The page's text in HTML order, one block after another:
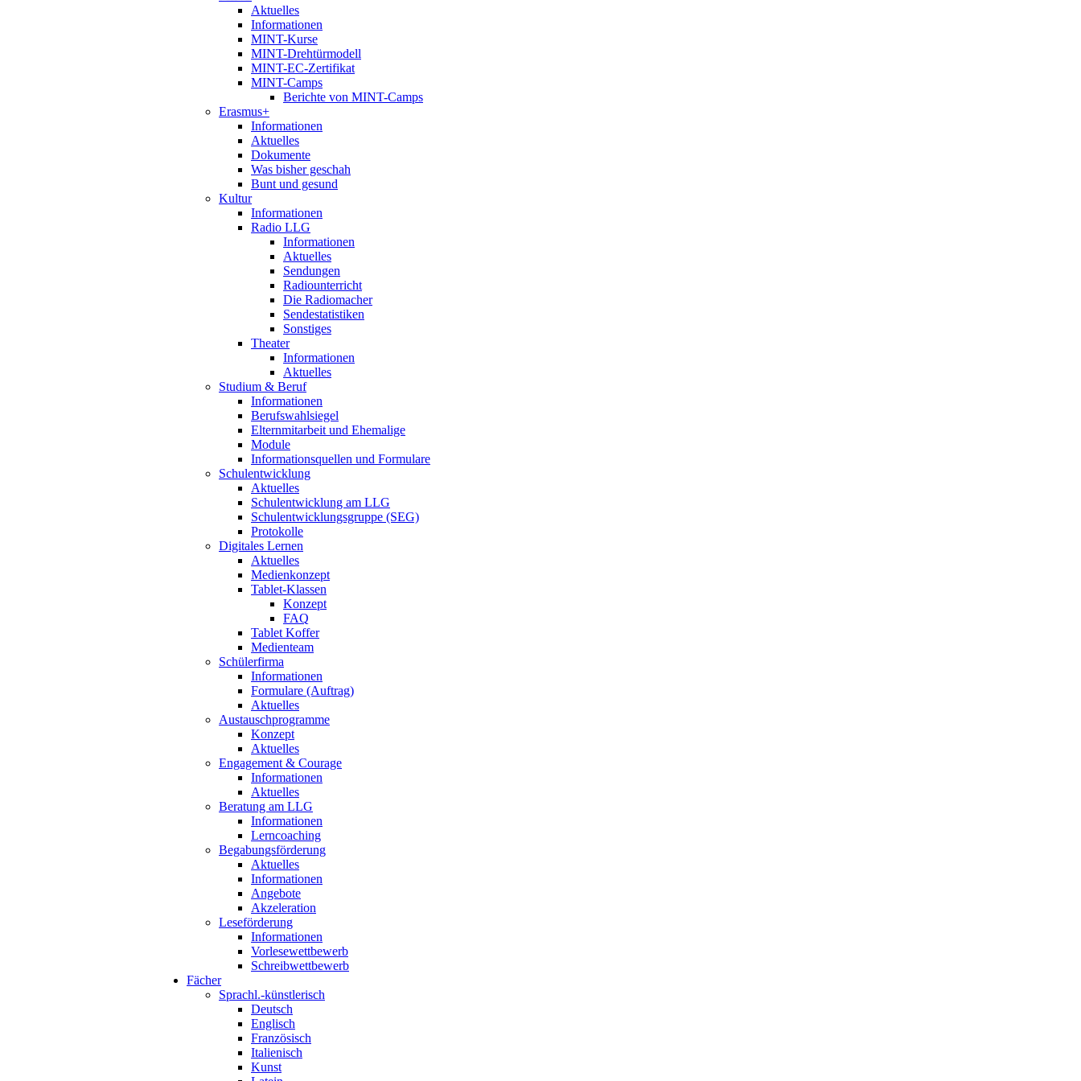
Aktuelles
Informationen
MINT-Kurse
MINT-Drehtürmodell
MINT-EC-Zertifikat
MINT-Camps
Berichte von MINT-Camps
Erasmus+
Informationen
Aktuelles
Dokumente
Was bisher geschah
Bunt und gesund
Kultur
Informationen
Radio LLG
Informationen
Aktuelles
Sendungen
Radiounterricht
Die Radiomacher
Sendestatistiken
Sonstiges
Theater
Informationen
Aktuelles
Studium & Beruf
Informationen
Berufswahlsiegel
Elternmitarbeit und Ehemalige
Module
Informationsquellen und Formulare
Schulentwicklung
Aktuelles
Schulentwicklung am LLG
Schulentwicklungsgruppe (SEG)
Protokolle
Digitales Lernen
Aktuelles
Medienkonzept
Tablet-Klassen
Konzept
FAQ
Tablet Koffer
Medienteam
Schülerfirma
Informationen
Formulare (Auftrag)
Aktuelles
Austauschprogramme
Konzept
Aktuelles
Engagement & Courage
Informationen
Aktuelles
Beratung am LLG
Informationen
Lerncoaching
Begabungsförderung
Aktuelles
Informationen
Angebote
Akzeleration
Leseförderung
Informationen
Vorlesewettbewerb
Schreibwettbewerb
Fächer
Sprachl.-künstlerisch
Deutsch
Englisch
Französisch
Italienisch
Kunst